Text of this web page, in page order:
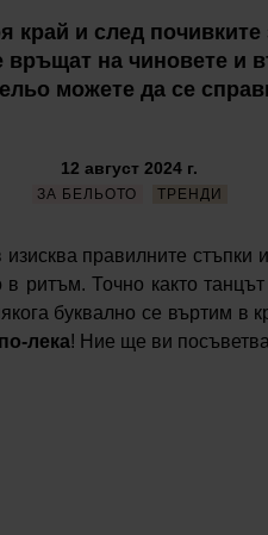
край и след
връщат на чиновете и
можете да се
12 август 2024 г.
ЗА БЕЛЬОТО ТРЕНДИ
правилните
ритъм. Точно както
буквално се въртим в
лека! Ние ще ви